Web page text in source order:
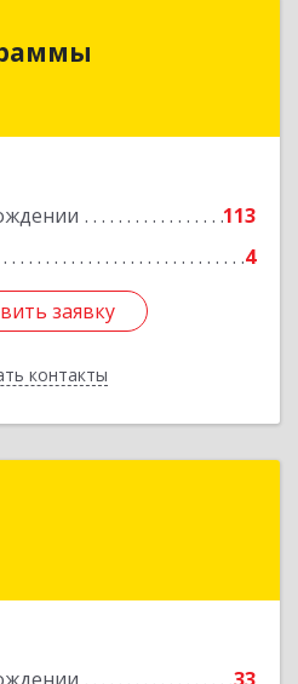
113
4
заявку
контакты
212030, г. Могилев, ул.
заявку
Назад
Беларусь, г.Могилев, ул.